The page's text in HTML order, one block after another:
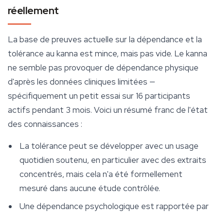
réellement
La base de preuves actuelle sur la dépendance et la
tolérance au kanna est mince, mais pas vide. Le kanna
ne semble pas provoquer de dépendance physique
d'après les données cliniques limitées —
spécifiquement un petit essai sur 16 participants
actifs pendant 3 mois. Voici un résumé franc de l'état
des connaissances :
La tolérance peut se développer avec un usage
quotidien soutenu, en particulier avec des extraits
concentrés, mais cela n'a été formellement
mesuré dans aucune étude contrôlée.
Une dépendance psychologique est rapportée par